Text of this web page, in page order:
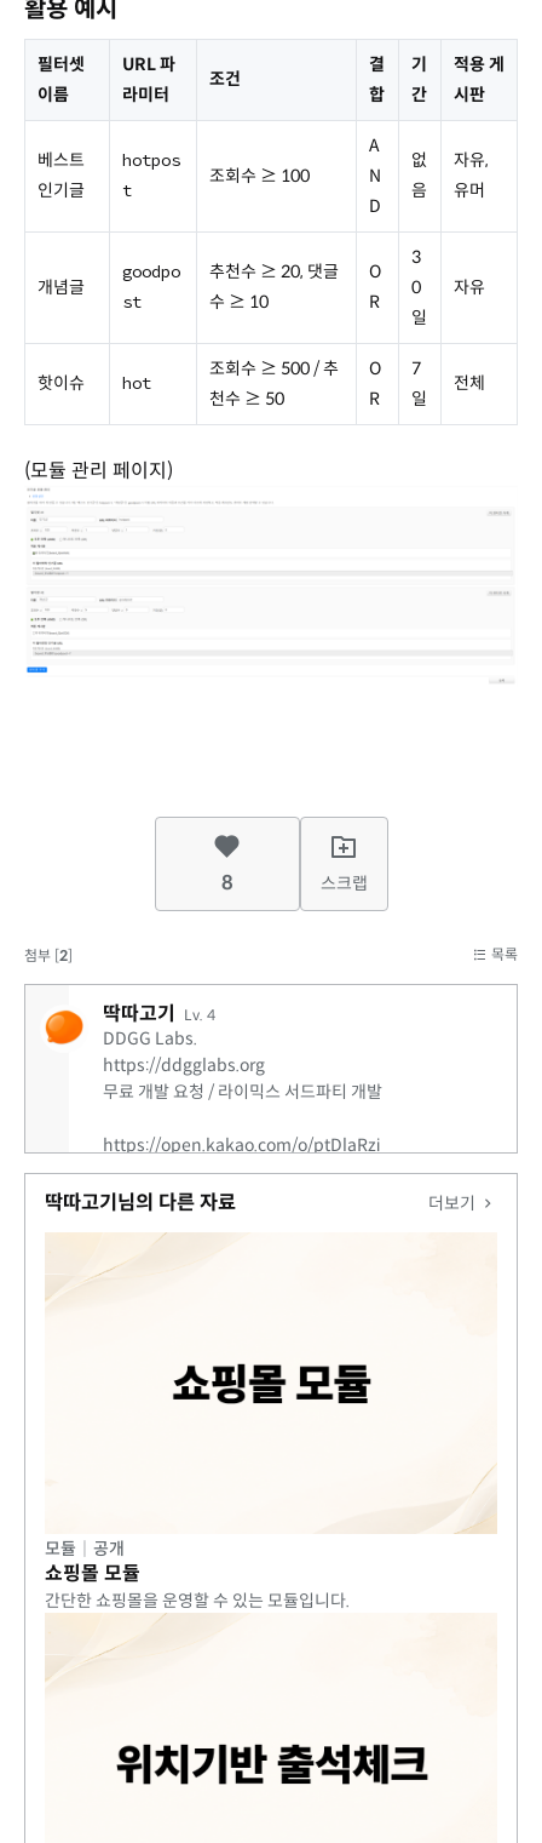
활용 예시
필터셋
이름
URL 파
라미터
조건
결
합
기
간
적용 게
시판
베스트
인기글
hotpos
t
조회수 ≥ 100
A
N
D
없
음
자유,
유머
개념글
goodpo
st
추천수 ≥ 20, 댓글
수 ≥ 10
O
R
3
0
일
자유
핫이슈 hot
조회수 ≥ 500 / 추
천수 ≥ 50
O
R
7
일
전체
(모듈 관리 페이지)
8 스크랩
첨부 [2] 목록
딱따고기 Lv. 4
DDGG Labs.
https://ddgglabs.org
무료 개발 요청 / 라이믹스 서드파티 개발
https://open.kakao.com/o/ptDlaRzi
딱따고기 연구소 오픈채팅방에서 자유롭게 피드백 및 개발
문의를 받고 있습니다.
딱따고기님의 다른 자료 더보기
모듈 공개
쇼핑몰 모듈
간단한 쇼핑몰을 운영할 수 있는 모듈입니다.